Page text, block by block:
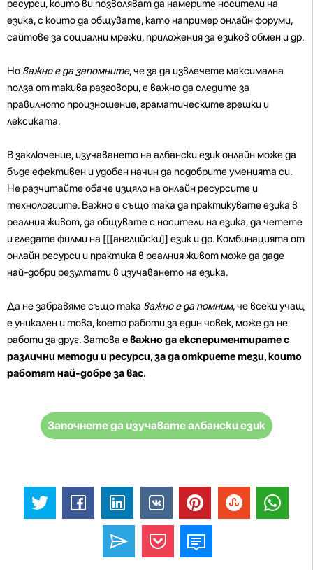
ресурси, които ви позволяват да намерите носители на
езика, с които да общувате, като например онлайн форуми,
сайтове за социални мрежи, приложения за езиков обмен и др.
Но важно е да запомните, че за да извлечете максимална
полза от такива разговори, е важно да следите за
правилното произношение, граматическите грешки и
лексиката.
В заключение, изучаването на албански език онлайн може да
бъде ефективен и удобен начин да подобрите уменията си.
Не разчитайте обаче изцяло на онлайн ресурсите и
технологиите. Важно е също така да практикувате езика в
реалния живот, да общувате с носители на езика, да четете
и гледате филми на [[[английски]] език и др. Комбинацията от
онлайн ресурси и практика в реалния живот може да даде
най-добри резултати в изучаването на езика.
Да не забравяме също така важно е да помним, че всеки учащ
е уникален и това, което работи за един човек, може да не
работи за друг. Затова е важно да експериментирате с
различни методи и ресурси, за да откриете тези, които
работят най-добре за вас.
Започнете да изучавате албански език